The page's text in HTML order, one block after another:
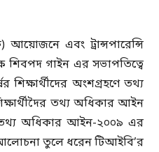
এবং ট্রান্সপারেন্সি
শিবপদ গাইন এর সভাপতিত্বে
অংশগ্রহণে তথ্য
তথ্য অধিকার আইন
অধিকার আইন-২০০৯ এর
তুলে ধরেন টিআইবি’র